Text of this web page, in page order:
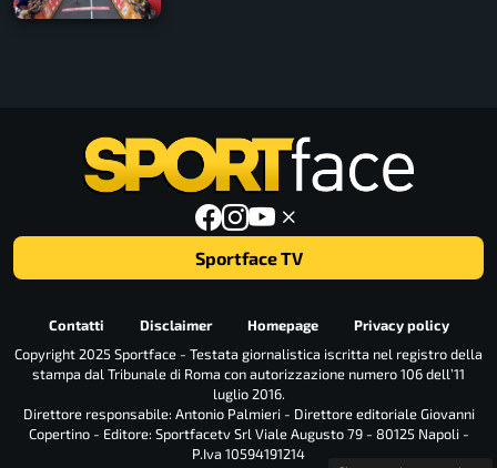
Sportface TV
Contatti Disclaimer Homepage
Privacy policy
Copyright 2025 Sportface - Testata giornalistica iscritta nel registro della
stampa dal Tribunale di Roma con autorizzazione numero 106 dell’11
luglio 2016.
Direttore responsabile: Antonio Palmieri - Direttore editoriale Giovanni
Copertino - Editore: Sportfacetv Srl Viale Augusto 79 - 80125 Napoli -
P.Iva 10594191214